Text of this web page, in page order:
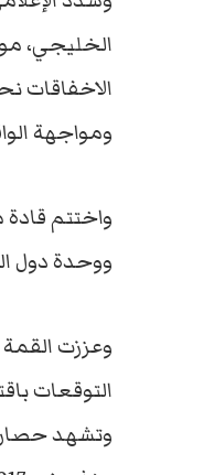
الخليجي،
الاخفاقات
ومواجهة
واختتم
ووحدة دول
وعززت
التوقعات
وتشهد